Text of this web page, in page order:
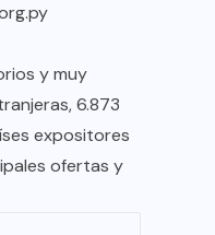
y muy
6.873
expositores
ofertas y